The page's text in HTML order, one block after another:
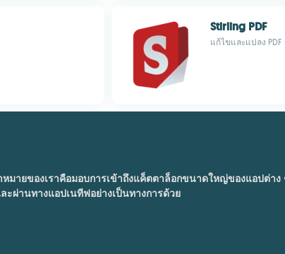
Stirling PDF
แก้ไขและแปลง
ยของเราคือมอบการเข้าถึงแค็ตตาล็อกขนาดใหญ่ของแอปต่า
ะผ่านทางแอปเนทีฟอย่างเป็นทางการด้วย